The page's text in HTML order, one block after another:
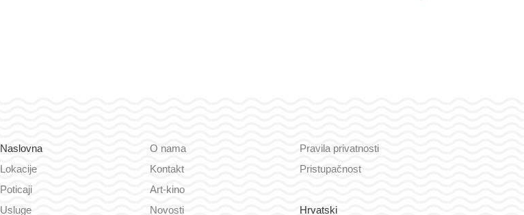
Naslovna
Lokacije
Poticaji
Usluge
O nama
Kontakt
Art-kino
Novosti
Pravila privatnosti
Pristupačnost
Hrvatski